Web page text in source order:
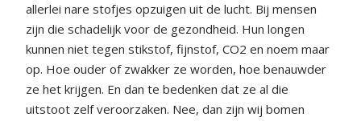
allerlei nare stofjes opzuigen uit de lucht. Bij mensen
zijn die schadelijk voor de gezondheid. Hun longen
kunnen niet tegen stikstof, fijnstof, CO2 en noem maar
op. Hoe ouder of zwakker ze worden, hoe benauwder
ze het krijgen. En dan te bedenken dat ze al die
uitstoot zelf veroorzaken. Nee, dan zijn wij bomen